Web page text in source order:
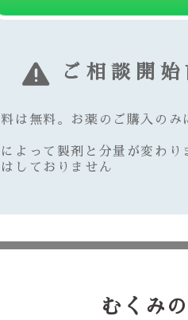
ご相談開始
は無料。お薬のご購入のみ
よって製剤と分量が変わり
しておりません
むくみ